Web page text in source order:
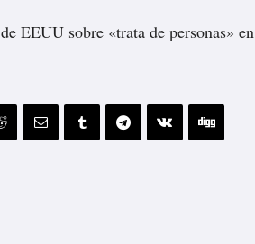
EEUU sobre «trata de personas» en